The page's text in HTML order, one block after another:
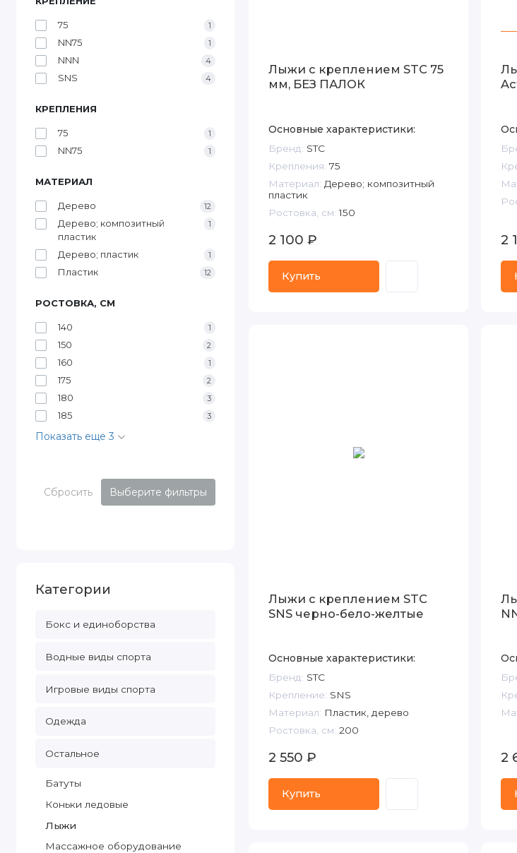
75 1
NN75 1
NNN 4
SNS 4
КРЕПЛЕНИЯ
75 1
NN75 1
МАТЕРИАЛ
Дерево 12
Дерево; композитный
пластик
1
Дерево; пластик 1
Пластик 12
РОСТОВКА, СМ
140 1
150 2
160 1
175 2
180 3
185 3
Показать еще 3
Сбросить Выберите фильтры
Категории
Бокс и единоборства
Водные виды спорта
Игровые виды спорта
Одежда
Остальное
Батуты
Коньки ледовые
Лыжи
Массажное оборудование
Лыжи с креплением STC 75
мм, БЕЗ ПАЛОК
Основные характеристики:
Бренд: STC
Крепления: 75
Материал: Дерево; композитный
пластик
Ростовка, см: 150
2 100 ₽
Купить
2
Лыжи с креплением STC
SNS черно-бело-желтые
Основные характеристики:
Бренд: STC
Крепление: SNS
Материал: Пластик, дерево
Ростовка, см: 200
2 550 ₽
Купить
2